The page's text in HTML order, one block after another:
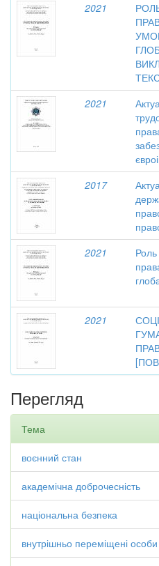
2021
2021
2017
2021
2021
Перегляд
Тема
воєнний стан
академічна доброчесність
національна безпека
внутрішньо переміщені особи